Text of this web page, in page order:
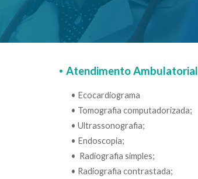
• Atendimento Ambulatorial
• Ecocardiograma
• Tomografia computadorizada;
• Ultrassonografia;
• Endoscopia;
• Radiografia simples;
• Radiografia contrastada;